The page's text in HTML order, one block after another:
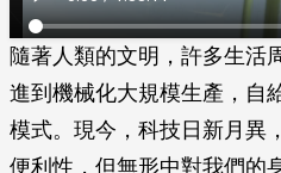
隨著人類的文明，許多生活
進到機械化大規模生產，自
模式。現今，科技日新月異
便利性，但無形中對我們的